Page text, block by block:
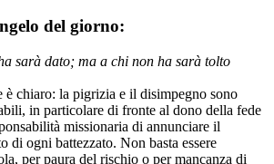
del giorno:
sarà dato; ma a chi non ha sarà tolto
è chiaro: la pigrizia e il disimpegno sono
in particolare di fronte al dono della fede
missionaria di annunciare il
di ogni battezzato. Non basta essere
per paura del rischio o per mancanza di